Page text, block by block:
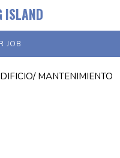
ISLAND
JOB
MANTENIMIENTO